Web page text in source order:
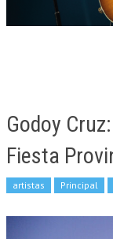
Godoy
Fiesta
artistas Principal